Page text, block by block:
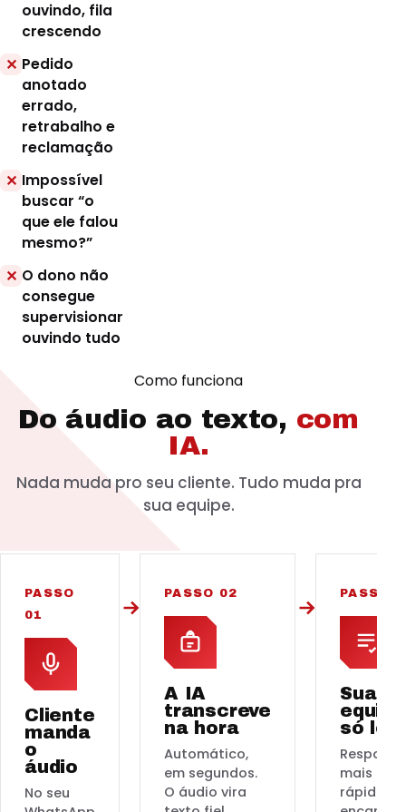
ouvindo, fila
crescendo
✕ Pedido
anotado
errado,
retrabalho e
reclamação
✕ Impossível
buscar “o
que ele falou
mesmo?”
✕ O dono não
consegue
supervisionar
ouvindo tudo
Como funciona
Do áudio ao texto, com
IA.
Nada muda pro seu cliente. Tudo muda pra
sua equipe.
PASSO
01
Cliente
manda
o
áudio
No seu
PASSO 02
A IA
transcreve
na hora
Automático,
em segundos.
O áudio vira
PASSO
Sua
equipe
só lê
mais
rápido,